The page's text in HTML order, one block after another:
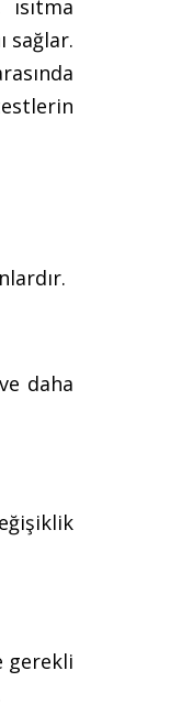
sağlar.
daha
gerekli